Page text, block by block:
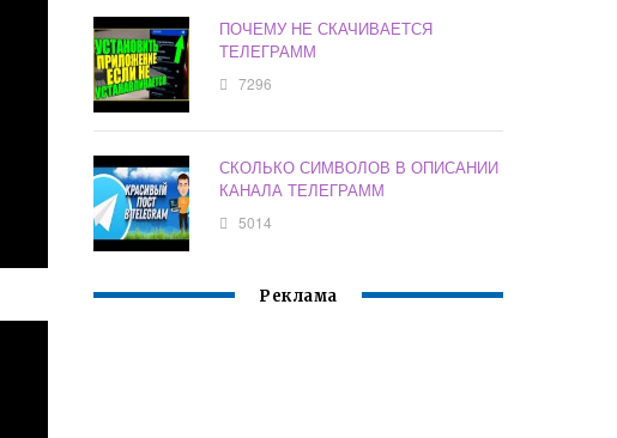
ПОЧЕМУ НЕ СКАЧИВАЕТСЯ
ТЕЛЕГРАММ
7296
СКОЛЬКО СИМВОЛОВ В ОПИСАНИИ
КАНАЛА ТЕЛЕГРАММ
5014
Реклама